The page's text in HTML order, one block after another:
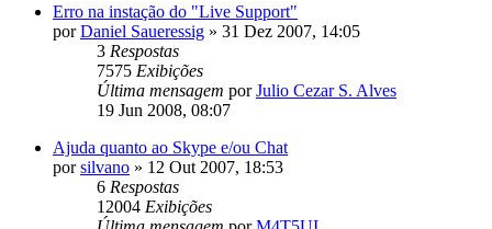
Erro na instação do "Live Support"
porDaniel Saueressig » 31 Dez 2007, 14:05
3 Respostas
7575 Exibições
Última mensagem porJulio Cezar S. Alves
19 Jun 2008, 08:07
Ajuda quanto ao Skype e/ou Chat
porsilvano » 12 Out 2007, 18:53
6 Respostas
12004 Exibições